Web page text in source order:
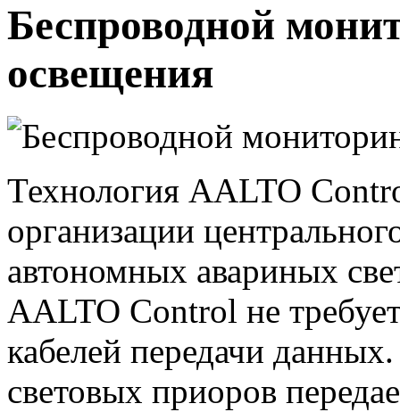
Беспроводной
освещения
Технология AALTO
организации
автономных авариных
AALTO Control не
кабелей передачи
световых приоров